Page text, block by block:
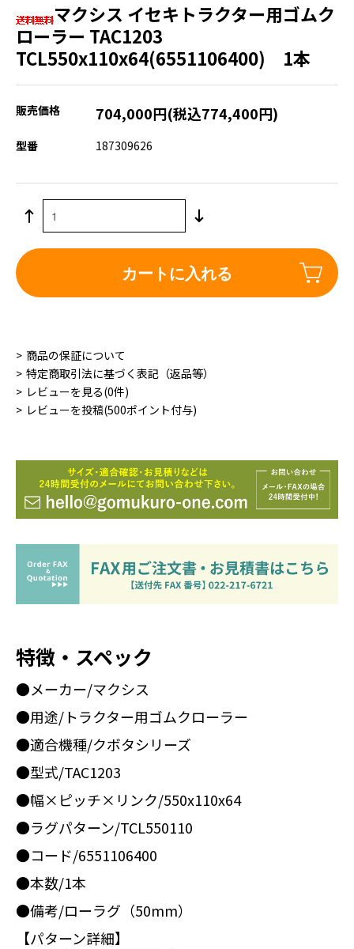
マクシス イセキトラクター用ゴムク
ローラー TAC1203
TCL550x110x64(6551106400) 1本
販売価格 704,000円(税込774,400円)
型番 187309626
カートに入れる
商品の保証について
特定商取引法に基づく表記（返品等）
レビューを見る(0件)
レビューを投稿(500ポイント付与)
特徴・スペック
●メーカー/マクシス
●用途/トラクター用ゴムクローラー
●適合機種/クボタシリーズ
●型式/TAC1203
●幅×ピッチ×リンク/550x110x64
●ラグパターン/TCL550110
●コード/6551106400
●本数/1本
●備考/ローラグ（50mm）
【パターン詳細】